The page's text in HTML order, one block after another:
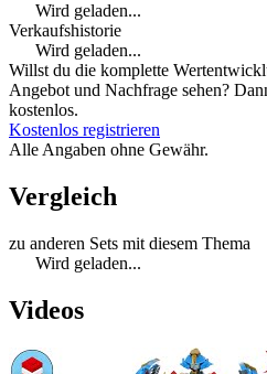
Wird geladen...
Verkaufshistorie
Wird geladen...
Willst du die komplette
Angebot und Nachfrage sehen?
kostenlos.
Kostenlos registrieren
Alle Angaben ohne Gewähr.
Vergleich
zu anderen Sets mit diesem Thema
Wird geladen...
Videos